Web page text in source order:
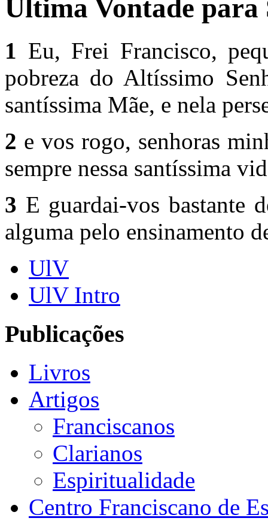
Última Vontade para
1 Eu, Frei Francisco,
pobreza do Altíssimo
santíssima Mãe, e nela
2 e vos rogo, senhoras
sempre nessa santíssima
3 E guardai-vos bastante
alguma pelo ensinamento
UlV
UlV Intro
Publicações
Livros
Artigos
Franciscanos
Clarianos
Espiritualidade
Centro Franciscano de